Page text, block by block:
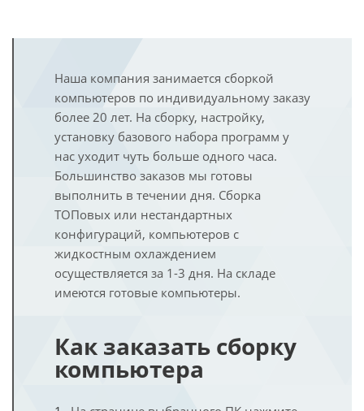
Наша компания занимается сборкой
компьютеров по индивидуальному заказу
более 20 лет. На сборку, настройку,
установку базового набора программ у
нас уходит чуть больше одного часа.
Большинство заказов мы готовы
выполнить в течении дня. Сборка
ТОПовых или нестандартных
конфигураций, компьютеров с
жидкостным охлаждением
осуществляется за 1-3 дня. На складе
имеются готовые компьютеры.
Как заказать сборку
компьютера